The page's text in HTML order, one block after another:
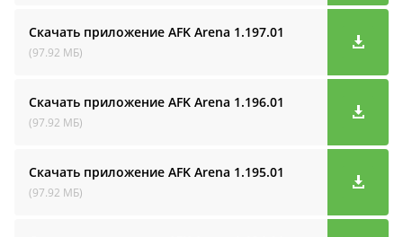
Скачать приложение AFK Arena 1.197.01
(97.92 МБ)
Скачать приложение AFK Arena 1.196.01
(97.92 МБ)
Скачать приложение AFK Arena 1.195.01
(97.92 МБ)